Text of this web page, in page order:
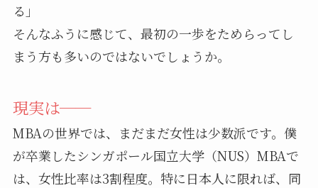
る」
そんなふうに感じて、最初の一歩をためらってし
まう方も多いのではないでしょうか。
現実は──
MBAの世界では、まだまだ女性は少数派です。僕
が卒業したシンガポール国立大学（NUS）MBAで
は、女性比率は3割程度。特に日本人に限れば、同